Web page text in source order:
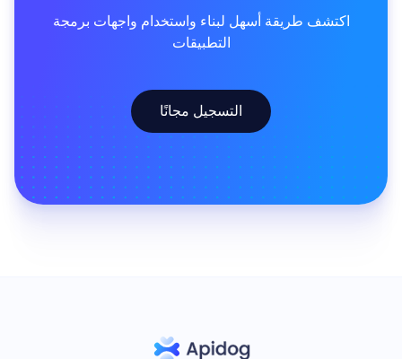
اكتشف طريقة أسهل لبناء واستخدام واجهات برمجة
التطبيقات
التسجيل مجانًا